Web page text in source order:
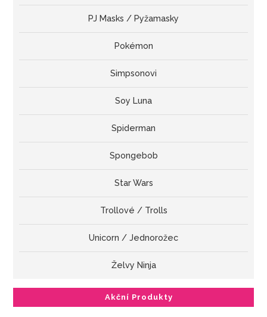
PJ Masks / Pyžamasky
Pokémon
Simpsonovi
Soy Luna
Spiderman
Spongebob
Star Wars
Trollové / Trolls
Unicorn / Jednorožec
Želvy Ninja
Akční Produkty